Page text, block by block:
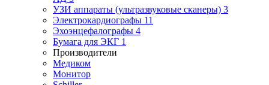
УЗИ аппараты (ультразвуковые сканеры) 3
Электрокардиографы 11
Эхоэнцефалографы 4
Бумага для ЭКГ 1
Производители
Медиком
Монитор